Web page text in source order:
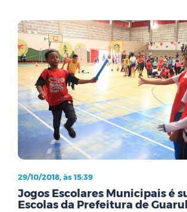
29/10/2018, às 15:39
Jogos Escolares Municipais é
Escolas da Prefeitura de